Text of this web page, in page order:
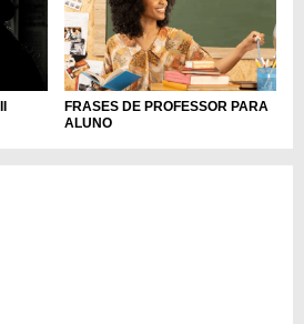
FRASES DE PROFESSOR PARA
ALUNO